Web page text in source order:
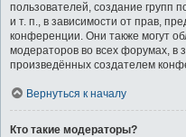
пользователей, создание групп
и т. п., в зависимости от прав,
конференции. Они также могут
модераторов во всех форумах, в
произведённых создателем
Вернуться к началу
Кто такие модераторы?